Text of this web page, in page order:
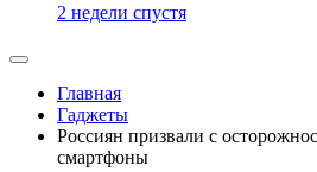
2 недели спустя
Главная
Гаджеты
Россиян призвали с
смартфоны